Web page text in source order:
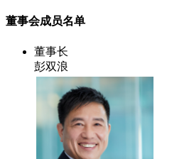
董事会成员名单
董事长
彭双浪